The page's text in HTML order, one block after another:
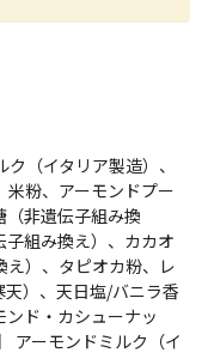
（イタリア製造）、
粉、アーモンドプー
（非遺伝子組み換
組み換え）、カカオ
え）、タピオカ粉、レ
）、天日塩/バニラ香
ド・カシューナッ
アーモンドミルク（イ